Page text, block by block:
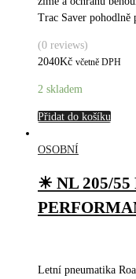
Trac Saver pohodlně
(0 reviews)
2040Kč včetně DPH
2 skladem
Přidat do košíku
OSOBNÍ
☀ NL 205/55
Letní pneumatika